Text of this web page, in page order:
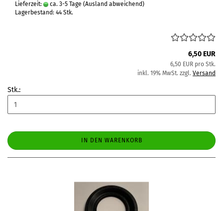
Lieferzeit:
ca. 3-5 Tage (Ausland abweichend)
Lagerbestand: 44 Stk.
6,50 EUR
6,50 EUR pro Stk.
inkl. 19% MwSt. zzgl. Versand
Stk.:
IN DEN WARENKORB